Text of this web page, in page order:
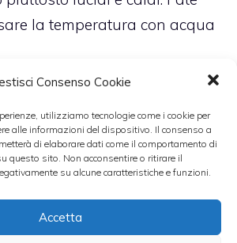
Consenso Cookie
utilizziamo tecnologie come i cookie per
alle informazioni del dispositivo. Il consenso a
di elaborare dati come il comportamento di
questo sito. Non acconsentire o ritirare il
su alcune caratteristiche e funzioni.
Accetta
la temperatura con acqua
di gelatina e mescolate lo
a questo secondo
fatto con gli albumi e unite